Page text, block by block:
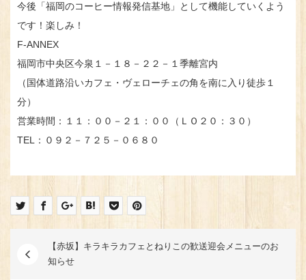
今後「福岡のコーヒー情報発信基地」として機能していくよう
です！楽しみ！
F-ANNEX
福岡市中央区今泉１－１８－２２－１季離宮内
（国体道路沿いカフェ・ヴェローチェの角を南に入り徒歩１
分）
営業時間：１１：００－２１：００（ＬＯ２０：３０）
TEL：０９２－７２５－０６８０
【赤坂】キラキラカフェとねりこの歓送迎会メニューのお
知らせ